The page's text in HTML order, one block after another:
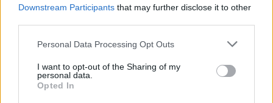
Downstream Participants that may further disclose it to other
Personal Data Processing Opt Outs
I want to opt-out of the Sharing of my
personal data.
Opted In
Telefon: +36703805044
Weboldal:http://www.aukcio.net
Bemutatkozás: Immár közel 30 éve, hogy a Múzeum körúton
a Portobello aukciósház kiegészítette az addigi tevékenységét
és megszületett a Mike Portobello Aukciósház. 2022-től saját